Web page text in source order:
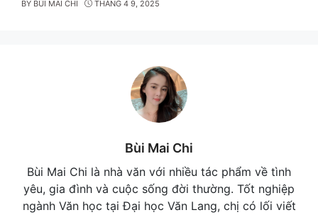
BY BÙI MAI CHI THÁNG 4 9, 2025
Bùi Mai Chi
Bùi Mai Chi là nhà văn với nhiều tác phẩm về tình
yêu, gia đình và cuộc sống đời thường. Tốt nghiệp
ngành Văn học tại Đại học Văn Lang, chị có lối viết